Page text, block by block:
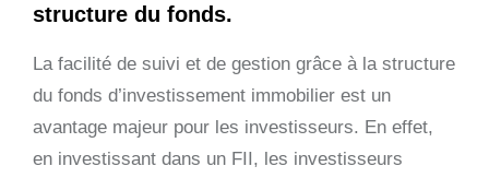
structure du fonds.
La facilité de suivi et de gestion grâce à la structure
du fonds d’investissement immobilier est un
avantage majeur pour les investisseurs. En effet,
en investissant dans un FII, les investisseurs